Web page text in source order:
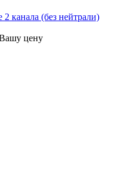
канала (без нейтрали)
Вашу цену